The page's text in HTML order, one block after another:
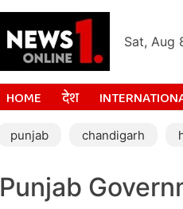
Sat, Aug
HOME देश
punjab chandigarh
Punjab